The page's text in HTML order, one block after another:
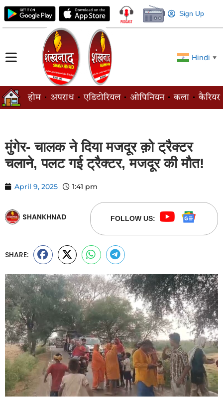
Sign Up
Hindi ▼
होम अपराध एडिटोरियल ओपिनियन कला कैरियर
मुंगेर- चालक ने दिया मजदूर क़ो ट्रैक्टर
चलाने, पलट गई ट्रैक्टर, मजदूर की मौत!
April 9, 2025 1:41 pm
SHANKHNAD FOLLOW US:
SHARE: